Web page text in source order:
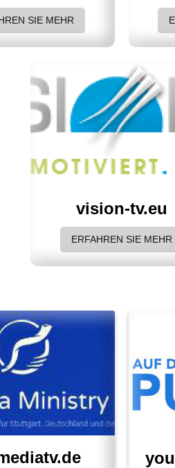
SIE MEHR
vision-tv.eu
ERFAHREN SIE MEHR